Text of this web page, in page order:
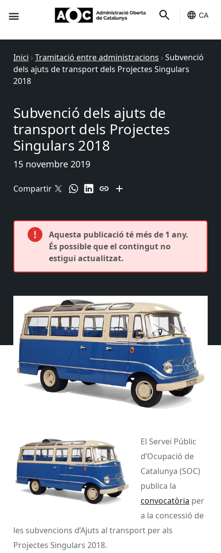
CA
Inici › Tramitació entre administracions › Subvenció
dels ajuts de transport dels Projectes Singulars
2018
Subvenció dels ajuts de
transport dels Projectes
Singulars 2018
15 novembre 2019
Compartir
Aquesta publicació té més de 1 any.
És possible que el contingut no
estigui actualitzat.
El Servei Públic
d’Ocupació de
Catalunya (SOC)
publica la
convocatòria per
a la concessió de
les subvencions d’Ajuts al transport per als
Projectes Singulars 2018.